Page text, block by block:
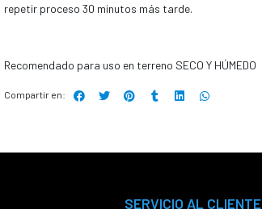
repetir proceso 30 minutos más tarde.
Recomendado para uso en terreno SECO Y HÚMEDO
Compartir en:
SERVICIO AL CLIENTE